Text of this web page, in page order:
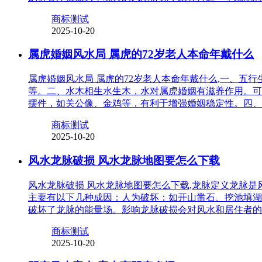
商标测试
2025-10-20
属虎婚姻风水局 属虎的72岁老人本命年戴什么
属虎婚姻风水局 属虎的72岁老人本命年戴什么,一、五
等。二、水木相生水生木，水对属虎婚姻有滋养作用。
摆件，如关公像、金鸡等，有利于增强婚姻稳定性。四
商标测试
2025-10-20
风水龙脉破损 风水龙脉地图要怎么下载
风水龙脉破损 风水龙脉地图要怎么下载,龙脉定义龙脉
主要有以下几种成因：人为破坏：如开山凿石、挖池填
破坏了龙脉的能量场。影响龙脉破损会对风水和居住者
商标测试
2025-10-20